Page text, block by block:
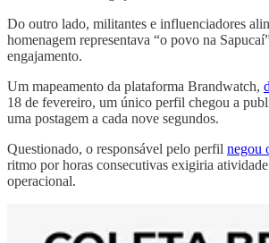
Do outro lado, militantes e influenciadores
homenagem representava “o povo na
engajamento.
Um mapeamento da plataforma Brandwatch,
18 de fevereiro, um único perfil chegou a
uma postagem a cada nove segundos.
Questionado, o responsável pelo perfil negou
ritmo por horas consecutivas exigiria
operacional.